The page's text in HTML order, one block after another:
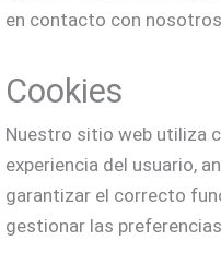
en contacto con
Cookies
Nuestro sitio web utiliza
experiencia del usuario,
garantizar el correcto
gestionar las